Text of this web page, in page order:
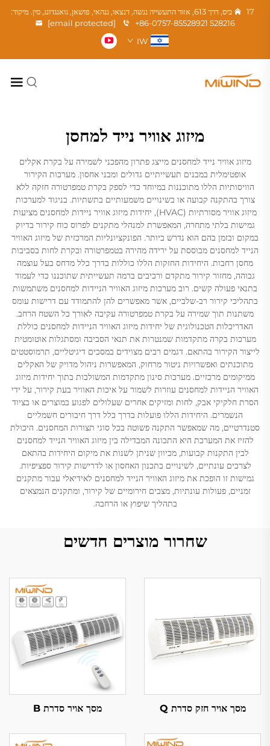
17 ביס, דרך 613, אזור התעשייה ננשה, דנצאו, ננהאי, פושאן, גואנגדונג, סין. מיקוד:
528216
+86-0757-85528921
[email protected]
IW
מיזוג אוויר נייד למחסן
מיזוג אוויר נייד למחסנים מייצג פתרון מהפכני לשמירה על בקרת אקלים
אופטימלית במבנים תעשייתיים גדולים ומבני אחסון. מערכות הקירור
הוויסותיות הללו מתוכננות במיוחד כדי לספק בקרת טמפרטורה חזקה ללא
צורך בהתקנה קבועה או בשינויים משמעותיים בתשתיות. בניגוד למערכות
מיזוג אוויר מסורתיות (HVAC), יחידות מיזוג אוויר ניידות למחסנים מציעות
גמישות בלתי מתחרה, המאפשרת למנהלי מתקנים לפרוס כוח קירור בדיוק
במקום ובזמן בהם הוא נדרש ביותר. הפונקציונליות המרכזית של מיזוג האוויר
הנייד למחסנים מבוססת על ירידה מהירה בטמפרטורה ובקרת לחות בסביבות
מחסן רחבות. היחידות החזקות הללו כוללות בדרך כלל מדחס בעל עוצמה
גבוהה, מחזור קירור מתקדם ורכיבים ברמה תעשייתית שתוכננו כדי לעמוד
בתנאי פעולה קשים. רוב מערכות מיזוג האוויר הניידות למחסנים משתמשות
בתהליכי קירור רב-שלביים, אשר מאפשרים להן להתמודד עם דרישות עומס
משתנות תוך שמירה על בקרת טמפרטורה עקיבה לאורך כל השטח הרחב.
האדריכלות הטכנולוגית של יחידות מיזוג האוויר הניידות למחסנים כוללת
מערכות בקרה מתקדמות שמנטרות את תנאי הסביבה ומסתגלות אוטומטית
לייצור הקירור בהתאם. דגמים רבים מצוידים במסכים דיגיטליים, תרמוסטטים
מתוכנתים ואפשרויות ניטור מרחוק, המאפשרות ניהול מדויק של האקלים
ממיקומים מרכזיים. מערכות סינון מתקדמות המשולבות בתוך יחידות מיזוג
האוויר הניידות למחסנים עוזרות לשמור על איכות האוויר בעת קירור, על ידי
הסרת חלקיקי אבק, לחות ומזיקים אחרים שעלולים לפגוע במוצרים או בציוד
הנשמרים. היחידות הללו פועלות בדרך כלל דרך חיבורים חשמליים
סטנדרטיים, מה שמאפשר התקנה פשוטה בכל סוגי תצורות המחסנים. היכולת
להזיז את המערכת היא התכונה המבדילה בין מיזוג האוויר הנייד למחסנים
לבין התקנות קבועות, מכיוון שניתן לשנות את מיקום היחידות בהתאם
לצרכים עונתיים, לשינויים בתכנון האחסון או לדרישות קירור ספציפיות.
גמישות זו הופכת את מיזוג האוויר הנייד למחסנים לאידיאלי עבור מתקנים
זמניים, פעולות עונתיות, מצבים חירומיים של קירור, ומתקנים הנמצאים
בתהליך שיפוץ או הרחבה.
שחרור מוצרים חדשים
מסך אויר חזק סדרת Q מסך אויר סדרת B